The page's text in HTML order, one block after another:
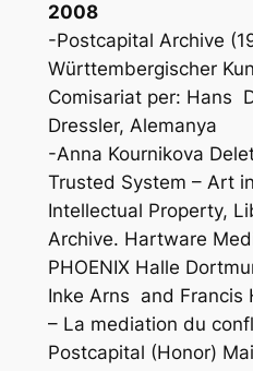
2008
-Postcapital Archive
Württembergischer
Comisariat per: Hans
Dressler, Alemanya
-Anna Kournikova
Trusted System – Art
Intellectual Property,
Archive. Hartware
PHOENIX Halle
Inke Arns and Francis
– La mediation du
Postcapital (Honor)